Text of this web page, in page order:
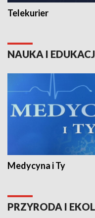
Telekurier
NAUKA I
Medycyna i Ty
PRZYRODA I